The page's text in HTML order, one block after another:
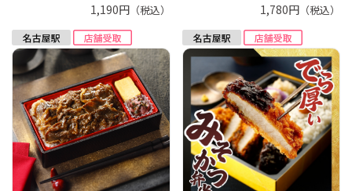
1,190円（税込） 1,780円 （税込）